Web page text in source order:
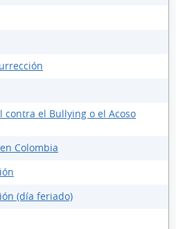
contra el Bullying o el Acoso
Colombia
(día feriado)